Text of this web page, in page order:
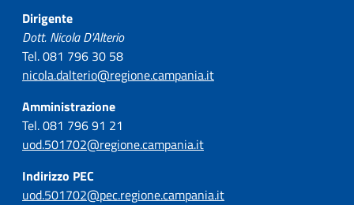
Dirigente
Dott. Nicola D'Alterio
Tel. 081 796 30 58
nicola.dalterio@regione.campania.it
Amministrazione
Tel. 081 796 91 21
uod.501702@regione.campania.it
Indirizzo PEC
uod.501702@pec.regione.campania.it